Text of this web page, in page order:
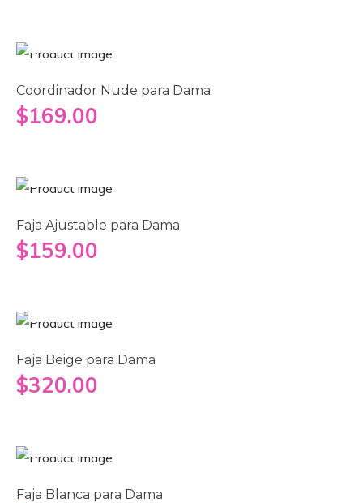
Coordinador Nude para Dama
$169.00
Faja Ajustable para Dama
$159.00
Faja Beige para Dama
$320.00
Faja Blanca para Dama